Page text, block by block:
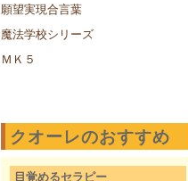
願望実現合言葉
魔法学校シリーズ
ＭＫ５
クオーレのおすすめ
目覚めるセラピー